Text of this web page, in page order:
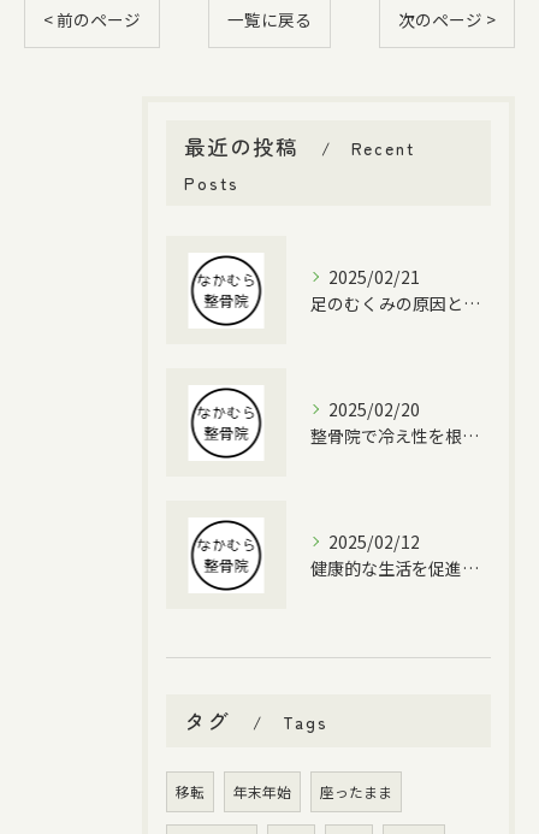
< 前のページ 一覧に戻る 次のページ >
最近の投稿
Recent
Posts
2025/02/21
足のむくみの原因と対策
2025/02/20
整骨院で冷え性を根本改善する方法
2025/02/12
健康的な生活を促進する整体
タグ Tags
移転 年末年始 座ったまま